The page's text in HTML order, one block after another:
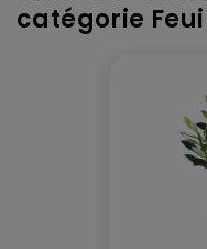
catégorie